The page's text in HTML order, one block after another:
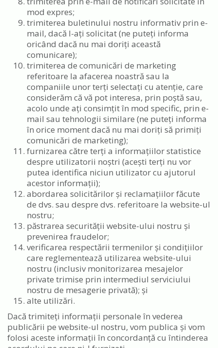
mod expres;
trimiterea buletinului nostru informativ prin e-
mail, dacă l-ați solicitat (ne puteți informa
oricând dacă nu mai doriți această
comunicare);
trimiterea de comunicări de marketing
referitoare la afacerea noastră sau la
companiile unor terți selectați cu atenție, care
considerăm că vă pot interesa, prin poștă sau,
acolo unde ați consimțit în mod specific, prin e-
mail sau tehnologii similare (ne puteți informa
în orice moment dacă nu mai doriți să primiți
comunicări de marketing);
furnizarea către terți a informațiilor statistice
despre utilizatorii noștri (acești terți nu vor
putea identifica niciun utilizator cu ajutorul
acestor informații);
abordarea solicitărilor și reclamațiilor făcute
de dvs. sau despre dvs. referitoare la website-ul
nostru;
păstrarea securității website-ului nostru și
prevenirea fraudelor;
verificarea respectării termenilor și condițiilor
care reglementează utilizarea website-ului
nostru (inclusiv monitorizarea mesajelor
private trimise prin intermediul serviciului
nostru de mesagerie privată); și
alte utilizări.
Dacă trimiteți informații personale în vederea
publicării pe website-ul nostru, vom publica și vom
folosi aceste informații în concordanță cu întinderea